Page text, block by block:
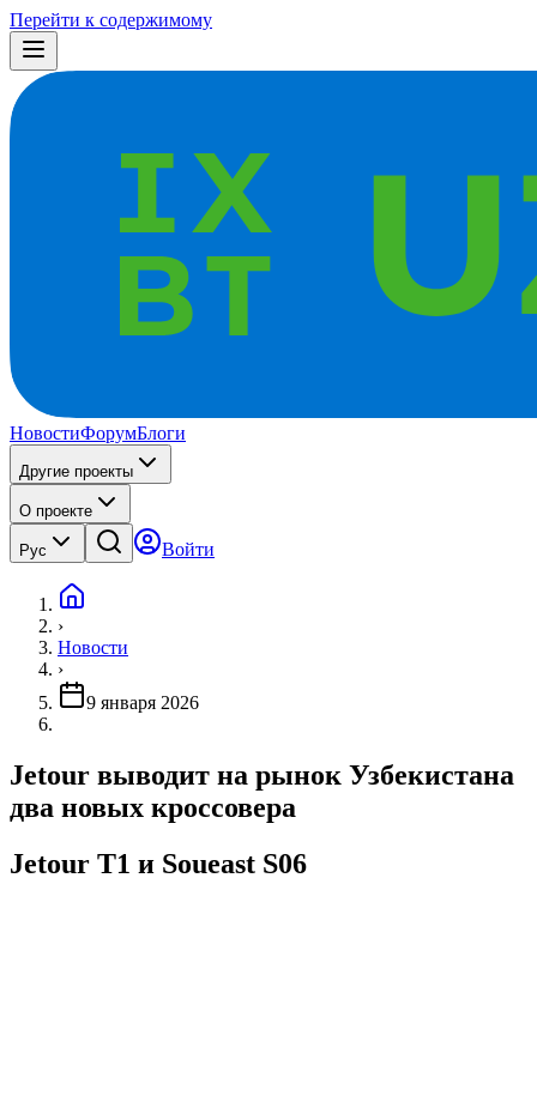
Перейти к содержимому
НовостиФорумБлоги
Другие проекты
О проекте
Рус Войти
›
Новости
›
9 января 2026
Jetour выводит на рынок Узбекистана
два новых кроссовера
Jetour T1 и Soueast S06